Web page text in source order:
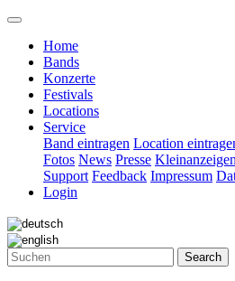
Home
Bands
Konzerte
Festivals
Locations
Service
Band eintragen Location
Fotos News Presse Kleinanzeigen
Support Feedback Impressum
Login
Search